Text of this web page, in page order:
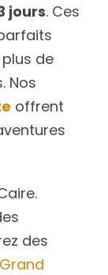
jours. Ces
de
Nos
offrent
des
Grand